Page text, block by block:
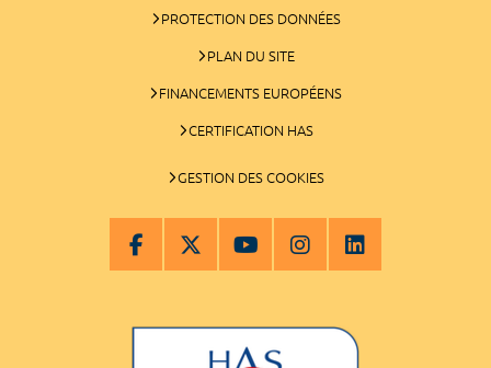
PROTECTION DES DONNÉES
PLAN DU SITE
FINANCEMENTS EUROPÉENS
CERTIFICATION HAS
GESTION DES COOKIES